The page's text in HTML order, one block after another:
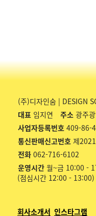
(주)디자인숨 | DESIGN
대표임지연 주소광주
사업자등록번호409-86-
통신판매신고번호제
전화062-716-6102
운영시간월~금 10:00 -
(점심시간 12:00 - 13:00)
회사소개서 인스타그램